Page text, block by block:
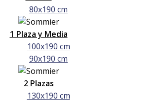
80x190 cm
1 Plaza y Media
100x190 cm
90x190 cm
2 Plazas
130x190 cm